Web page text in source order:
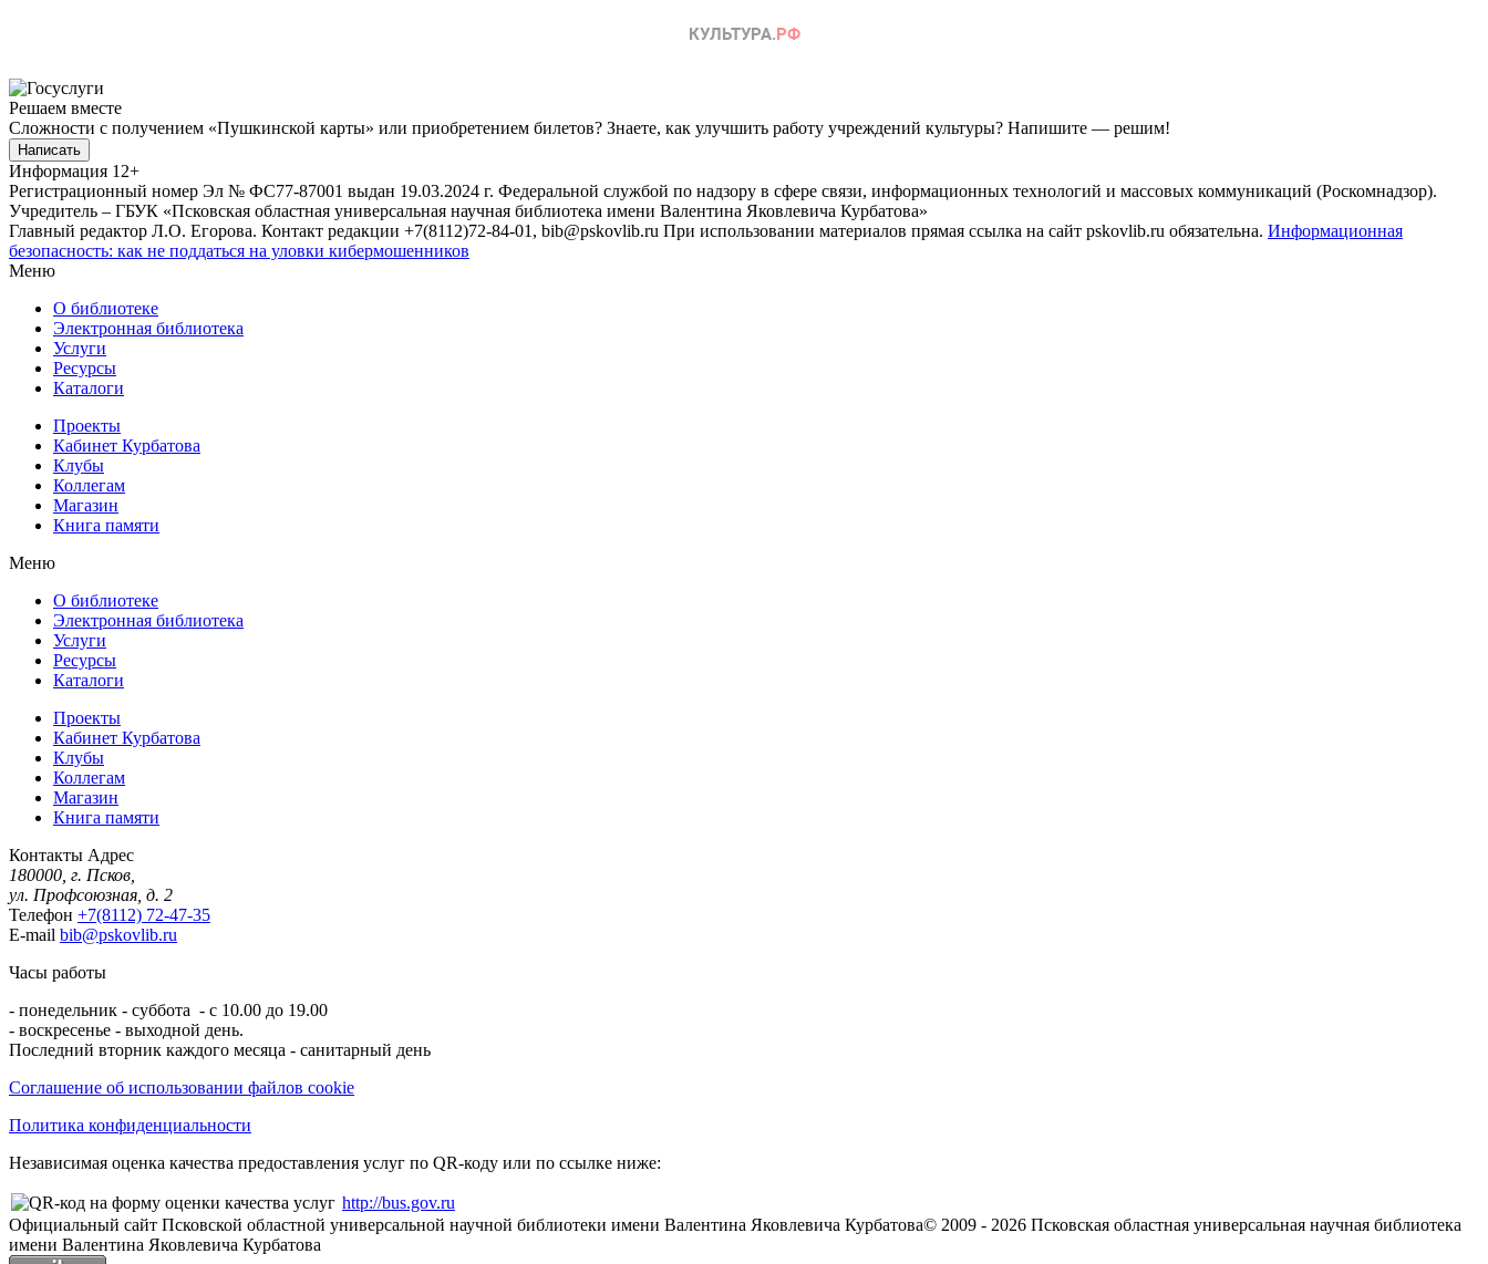
Решаем вместе
Сложности с получением «Пушкинской карты» или приобретением билетов? Знаете, как улучшить работу учреждений культуры? Напишите — решим!
Написать
Информация 12+
Регистрационный номер Эл № ФС77-87001 выдан 19.03.2024 г. Федеральной службой по надзору в сфере связи, информационных технологий и массовых коммуникаций (Роскомнадзор).
Учредитель – ГБУК «Псковская областная универсальная научная библиотека имени Валентина Яковлевича Курбатова»
Главный редактор Л.О. Егорова. Контакт редакции +7(8112)72-84-01, bib@pskovlib.ru При использовании материалов прямая ссылка на сайт pskovlib.ru обязательна. Информационная
безопасность: как не поддаться на уловки кибермошенников
Меню
О библиотеке
Электронная библиотека
Услуги
Ресурсы
Каталоги
Проекты
Кабинет Курбатова
Клубы
Коллегам
Магазин
Книга памяти
Меню
О библиотеке
Электронная библиотека
Услуги
Ресурсы
Каталоги
Проекты
Кабинет Курбатова
Клубы
Коллегам
Магазин
Книга памяти
Контакты Адрес
180000, г. Псков,
ул. Профсоюзная, д. 2
Телефон +7(8112) 72-47-35
E-mail bib@pskovlib.ru
Часы работы
- понедельник - суббота - с 10.00 до 19.00
- воскресенье - выходной день.
Последний вторник каждого месяца - санитарный день
Соглашение об использовании файлов cookie
Политика конфиденциальности
Независимая оценка качества предоставления услуг по QR-коду или по ссылке ниже:
http://bus.gov.ru
Официальный сайт Псковской областной универсальной научной библиотеки имени Валентина Яковлевича Курбатова© 2009 - 2026 Псковская областная универсальная научная библиотека
имени Валентина Яковлевича Курбатова